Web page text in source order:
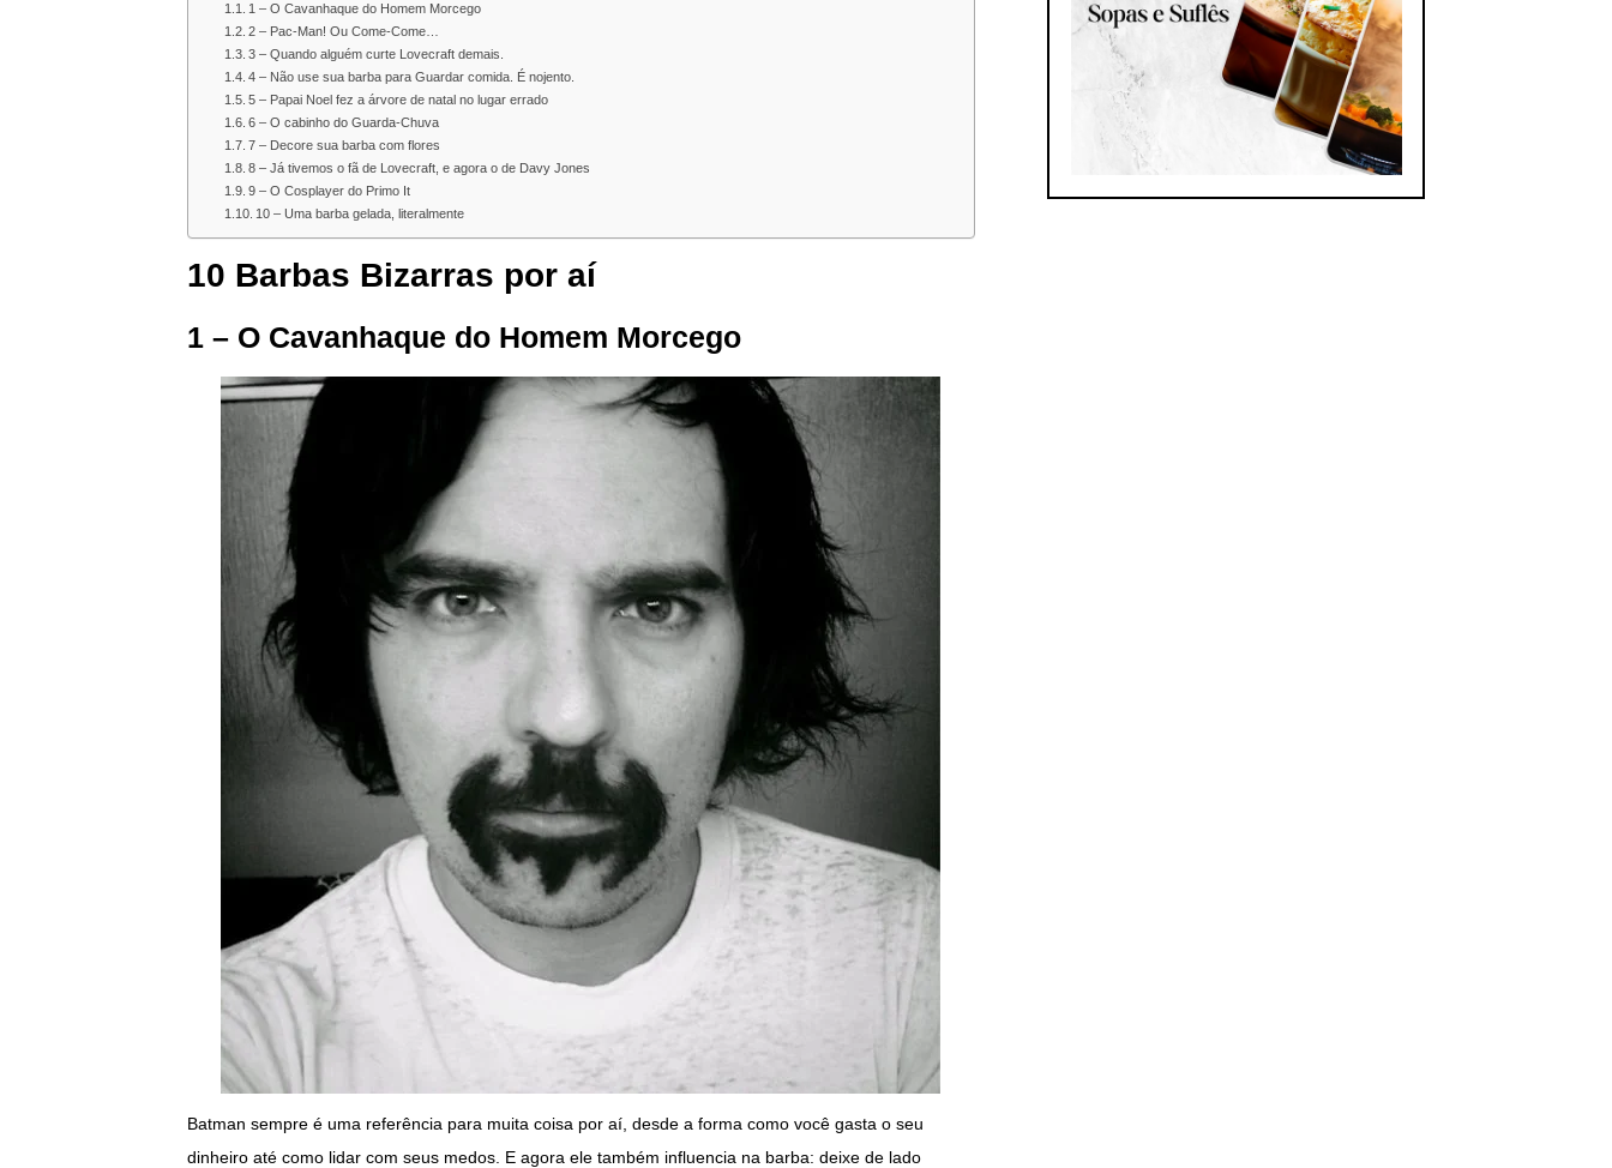
1 – O Cavanhaque do Homem Morcego
2 – Pac-Man! Ou Come-Come…
3 – Quando alguém curte Lovecraft demais.
4 – Não use sua barba para Guardar comida. É nojento.
5 – Papai Noel fez a árvore de natal no lugar errado
6 – O cabinho do Guarda-Chuva
7 – Decore sua barba com flores
8 – Já tivemos o fã de Lovecraft, e agora o de Davy Jones
9 – O Cosplayer do Primo It
10 – Uma barba gelada, literalmente
10 Barbas Bizarras por aí
1 – O Cavanhaque do Homem Morcego
Batman sempre é uma referência para muita coisa por aí, desde a forma como você gasta o seu
dinheiro até como lidar com seus medos. E agora ele também influencia na barba: deixe de lado